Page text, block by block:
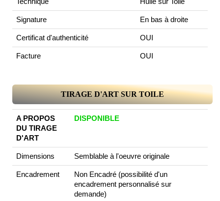
Signature En bas à droite
Certificat d'authenticité OUI
Facture OUI
TIRAGE D'ART SUR TOILE
A PROPOS
DU TIRAGE
D'ART
DISPONIBLE
Dimensions Semblable à l'oeuvre originale
Encadrement
Non Encadré (possibilité d'un
encadrement personnalisé sur
demande)